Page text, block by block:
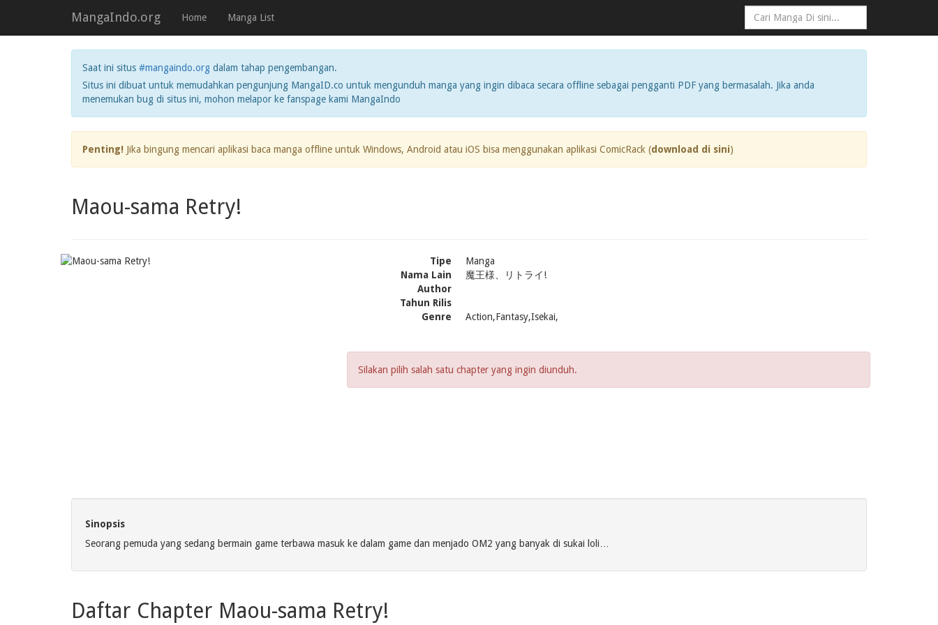
MangaIndo.org Home Manga List
Saat ini situs #mangaindo.org dalam tahap pengembangan.
Situs ini dibuat untuk memudahkan pengunjung MangaID.co untuk mengunduh manga yang ingin dibaca secara offline sebagai pengganti PDF yang bermasalah. Jika anda
menemukan bug di situs ini, mohon melapor ke fanspage kami MangaIndo
Penting! Jika bingung mencari aplikasi baca manga offline untuk Windows, Android atau iOS bisa menggunakan aplikasi ComicRack (download di sini)
Maou-sama Retry!
Tipe
Manga
Nama Lain
魔王様、リトライ!
Author
Tahun Rilis
Genre
Action,Fantasy,Isekai,
Silakan pilih salah satu chapter yang ingin diunduh.
Sinopsis
Seorang pemuda yang sedang bermain game terbawa masuk ke dalam game dan menjado OM2 yang banyak di sukai loli…
Daftar Chapter Maou-sama Retry!